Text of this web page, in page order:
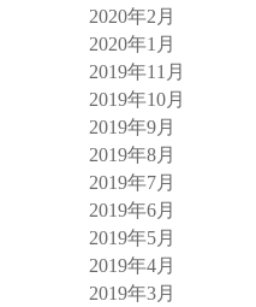
2020年2月
2020年1月
2019年11月
2019年10月
2019年9月
2019年8月
2019年7月
2019年6月
2019年5月
2019年4月
2019年3月